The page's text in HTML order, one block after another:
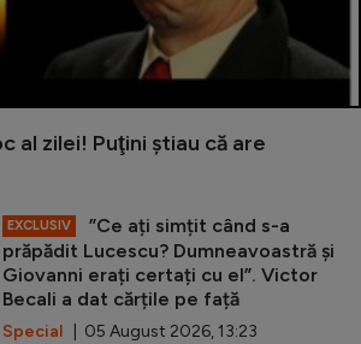
al zilei! Puţini ştiau că are
EXCLUSIV
”Ce ați simțit când s-a
prăpădit Lucescu? Dumneavoastră și
Giovanni erați certați cu el”. Victor
Becali a dat cărțile pe față
Special | 05 August 2026, 13:23